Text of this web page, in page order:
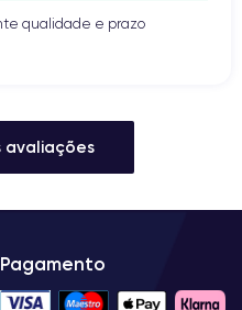
qualidade e prazo
avaliações